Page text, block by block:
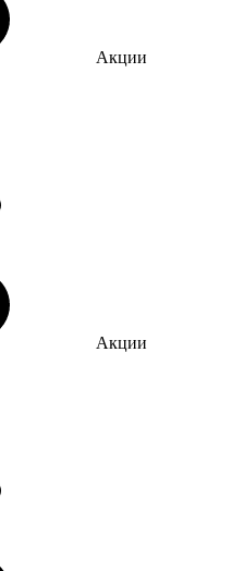
Акции
Акции